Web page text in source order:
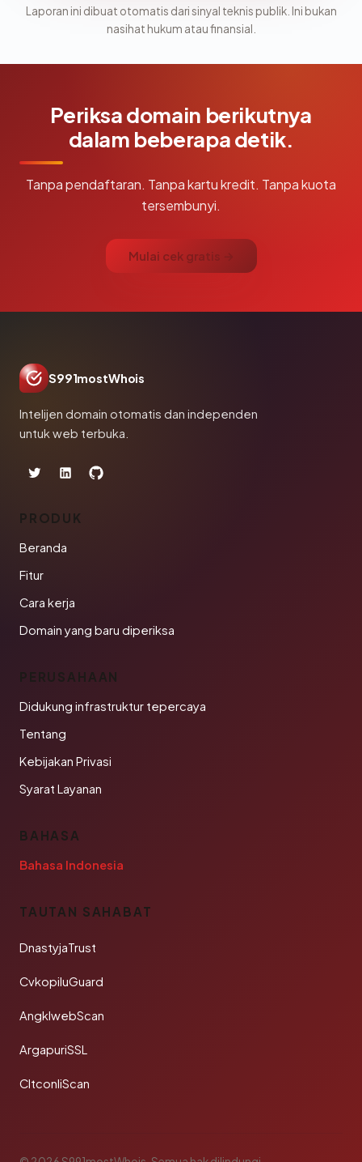
Laporan ini dibuat otomatis dari sinyal teknis publik. Ini bukan
nasihat hukum atau finansial.
Periksa domain berikutnya
dalam beberapa detik.
Tanpa pendaftaran. Tanpa kartu kredit. Tanpa kuota
tersembunyi.
Mulai cek gratis →
S991mostWhois
Intelijen domain otomatis dan independen
untuk web terbuka.
PRODUK
Beranda
Fitur
Cara kerja
Domain yang baru diperiksa
PERUSAHAAN
Didukung infrastruktur tepercaya
Tentang
Kebijakan Privasi
Syarat Layanan
BAHASA
Bahasa Indonesia
TAUTAN SAHABAT
DnastyjaTrust
CvkopiluGuard
AngklwebScan
ArgapuriSSL
CltconliScan